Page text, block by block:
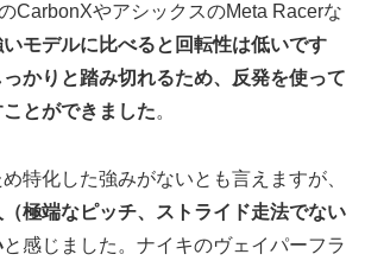
CarbonXやアシックスのMeta Racerな
いモデルに比べると回転性は低いです
かりと踏み切れるため、反発を使って
とができました。
特化した強みがないとも言えますが、
極端なピッチ、ストライド走法でない
と感じました。ナイキのヴェイパーフラ